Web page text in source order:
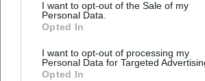
I want to opt-out of the Sale of my
Personal Data.
Opted In
I want to opt-out of processing my
Personal Data for Targeted
Opted In
Findet die Veranstaltung bei